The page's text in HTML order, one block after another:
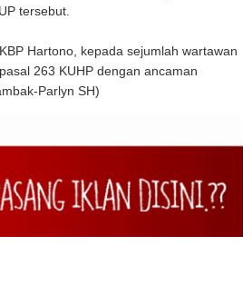
tersebut.
Hartono, kepada sejumlah wartawan
263 KUHP dengan ancaman
Parlyn SH)